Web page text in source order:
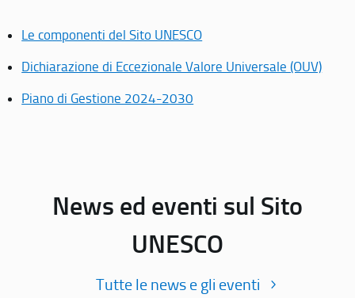
Le componenti del Sito UNESCO
Dichiarazione di Eccezionale Valore Universale (OUV)
Piano di Gestione 2024-2030
News ed eventi sul Sito
UNESCO
Tutte le news e gli eventi